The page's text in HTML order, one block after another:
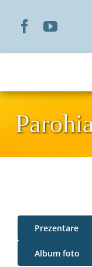
Liturgic
Prezentare
Album foto